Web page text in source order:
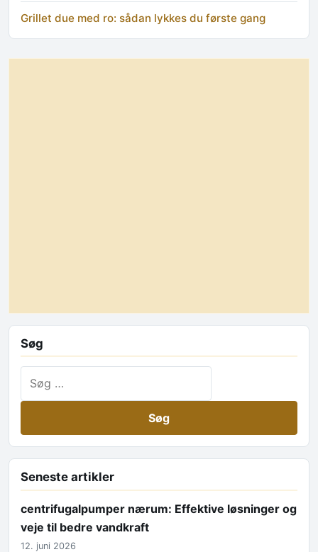
Grillet due med ro: sådan lykkes du første gang
Søg
Seneste artikler
centrifugalpumper nærum: Effektive løsninger og
veje til bedre vandkraft
12. juni 2026